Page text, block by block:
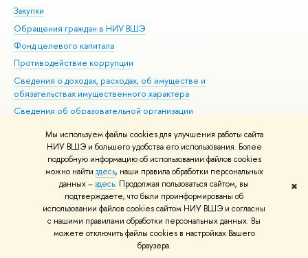
Мы используем файлы cookies для улучшения работы сайта
НИУ ВШЭ и большего удобства его использования. Более
подробную информацию об использовании файлов cookies
можно найти здесь, наши правила обработки персональных
данных –здесь. Продолжая пользоваться сайтом, вы
подтверждаете, что были проинформированы об
использовании файлов cookies сайтом НИУ ВШЭ и согласны
с нашими правилами обработки персональных данных. Вы
можете отключить файлы cookies в настройках Вашего
браузера.
✖
Закупки
Обращения граждан в НИУ ВШЭ
Фонд целевого капитала
Противодействие коррупции
Сведения о доходах, расходах, об имуществе и
обязательствах имущественного характера
Сведения об образовательной организации
Людям с ограниченными возможностями здоровья
Единая платежная страница
Работа в Вышке
© НИУ ВШЭ 1993–2026 Адреса и контакты Условия использования
материалов Политика конфиденциальности Карта сайта
Шрифты HSE Sans и HSE Slab разработаны вШколе дизайна НИУ ВШЭ